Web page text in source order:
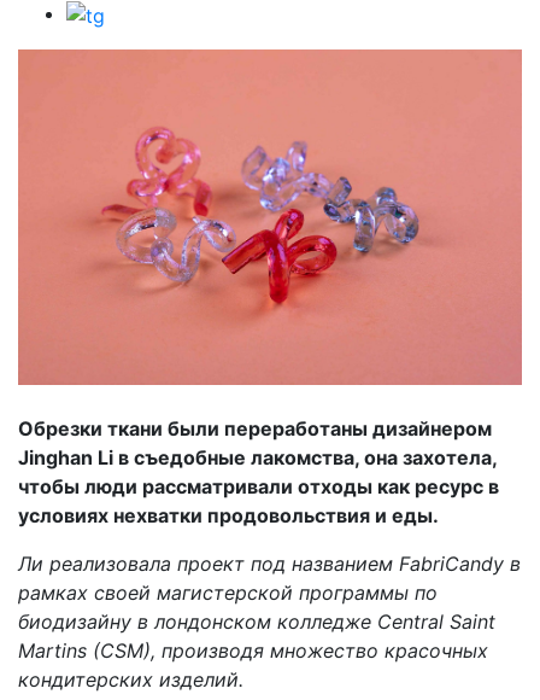
Обрезки ткани были переработаны дизайнером
Jinghan Li в съедобные лакомства, она захотела,
чтобы люди рассматривали отходы как ресурс в
условиях нехватки продовольствия и еды.
Ли реализовала проект под названием FabriCandy в
рамках своей магистерской программы по
биодизайну в лондонском колледже Central Saint
Martins (CSM), производя множество красочных
кондитерских изделий.